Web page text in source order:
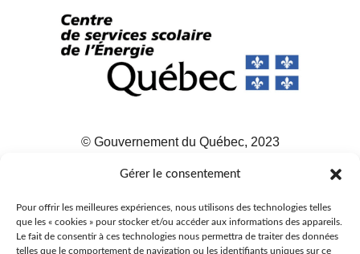
Gérer le consentement
Pour offrir les meilleures expériences, nous utilisons des technologies telles
que les « cookies » pour stocker et/ou accéder aux informations des appareils.
Le fait de consentir à ces technologies nous permettra de traiter des données
telles que le comportement de navigation ou les identifiants uniques sur ce
© Gouvernement du Québec, 2023
Agence Web :Triaxe